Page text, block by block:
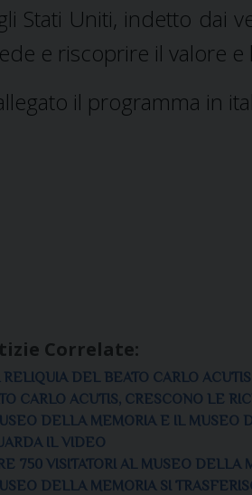
Stati Uniti, indetto dai
e riscoprire il valore e
il programma in
Correlate:
RELIQUIA DEL BEATO CARLO
CARLO ACUTIS, CRESCONO LE
DELLA MEMORIA E IL MUSEO
IL VIDEO
750 VISITATORI AL MUSEO DELLA
DELLA MEMORIA SI